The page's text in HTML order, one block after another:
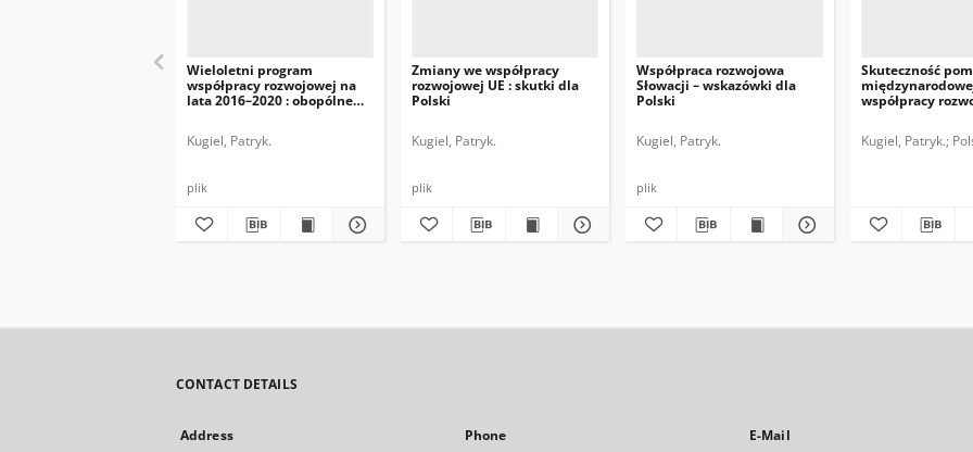
Wieloletni program
współpracy rozwojowej na
lata 2016–2020 : obopólne
Kugiel, Patryk.
plik
Zmiany we współpracy
rozwojowej UE : skutki dla
Polski
Kugiel, Patryk.
plik
Współpraca rozwojowa
Słowacji – wskazówki dla
Polski
Kugiel, Patryk.
plik
Skuteczność
współpracy
Kugiel, Patryk.
CONTACT DETAILS
Address Phone E-Mail